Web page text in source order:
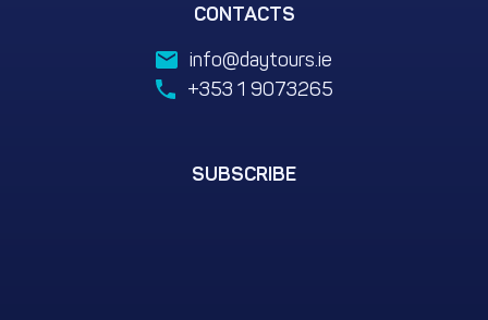
CONTACTS
info@daytours.ie
+353 1 9073265
SUBSCRIBE